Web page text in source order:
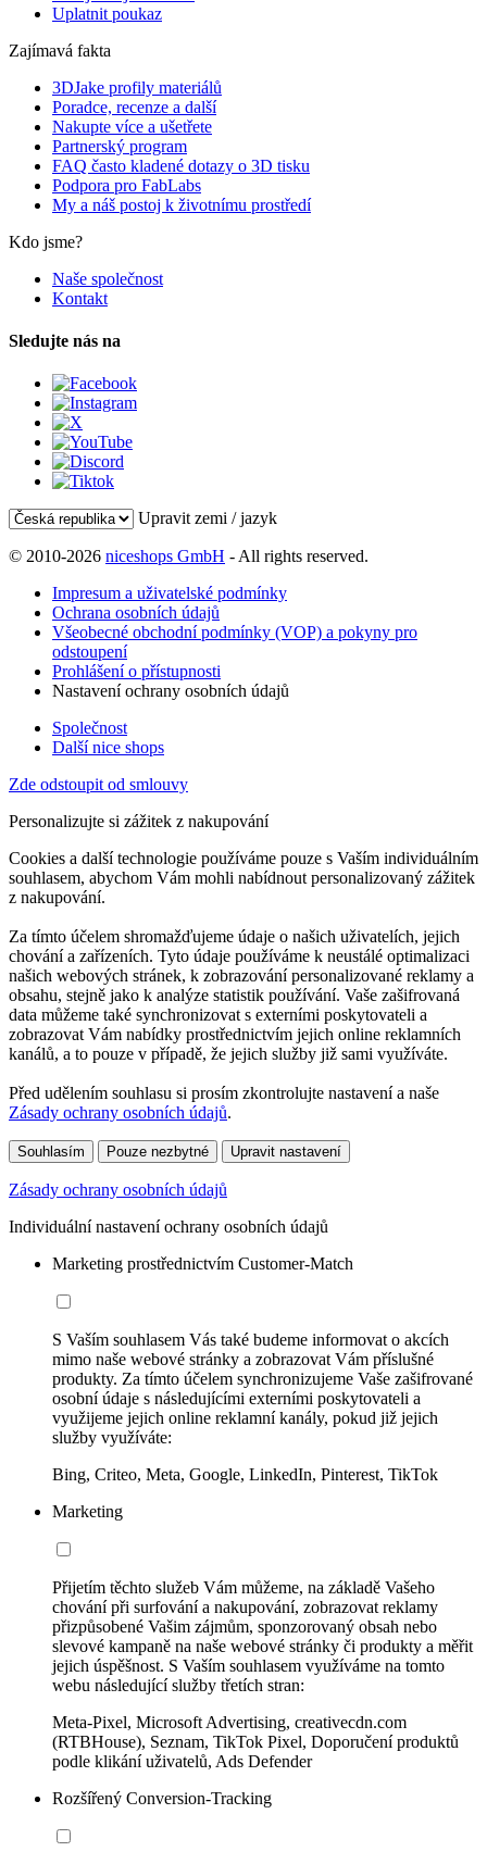
Uplatnit poukaz
Zajímavá fakta
3DJake profily materiálů
Poradce, recenze a další
Nakupte více a ušetřete
Partnerský program
FAQ často kladené dotazy o 3D tisku
Podpora pro FabLabs
My a náš postoj k životnímu prostředí
Kdo jsme?
Naše společnost
Kontakt
Sledujte nás na
Upravit zemi / jazyk
© 2010-2026 niceshops GmbH - All rights reserved.
Impresum a uživatelské podmínky
Ochrana osobních údajů
Všeobecné obchodní podmínky (VOP) a pokyny pro
odstoupení
Prohlášení o přístupnosti
Nastavení ochrany osobních údajů
Společnost
Další nice shops
Zde odstoupit od smlouvy
Personalizujte si zážitek z nakupování
Cookies a další technologie používáme pouze s Vaším individuálním
souhlasem, abychom Vám mohli nabídnout personalizovaný zážitek
z nakupování.
Za tímto účelem shromažďujeme údaje o našich uživatelích, jejich
chování a zařízeních. Tyto údaje používáme k neustálé optimalizaci
našich webových stránek, k zobrazování personalizované reklamy a
obsahu, stejně jako k analýze statistik používání. Vaše zašifrovaná
data můžeme také synchronizovat s externími poskytovateli a
zobrazovat Vám nabídky prostřednictvím jejich online reklamních
kanálů, a to pouze v případě, že jejich služby již sami využíváte.
Před udělením souhlasu si prosím zkontrolujte nastavení a naše
Zásady ochrany osobních údajů.
Souhlasím Pouze nezbytné Upravit nastavení
Zásady ochrany osobních údajů
Individuální nastavení ochrany osobních údajů
Marketing prostřednictvím Customer-Match
S Vaším souhlasem Vás také budeme informovat o akcích
mimo naše webové stránky a zobrazovat Vám příslušné
produkty. Za tímto účelem synchronizujeme Vaše zašifrované
osobní údaje s následujícími externími poskytovateli a
využijeme jejich online reklamní kanály, pokud již jejich
služby využíváte:
Bing, Criteo, Meta, Google, LinkedIn, Pinterest, TikTok
Marketing
Přijetím těchto služeb Vám můžeme, na základě Vašeho
chování při surfování a nakupování, zobrazovat reklamy
přizpůsobené Vašim zájmům, sponzorovaný obsah nebo
slevové kampaně na naše webové stránky či produkty a měřit
jejich úspěšnost. S Vaším souhlasem využíváme na tomto
webu následující služby třetích stran:
Meta-Pixel, Microsoft Advertising, creativecdn.com
(RTBHouse), Seznam, TikTok Pixel, Doporučení produktů
podle klikání uživatelů, Ads Defender
Rozšířený Conversion-Tracking